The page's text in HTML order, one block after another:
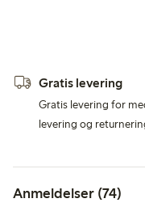
Gratis levering
Gratis levering for
levering og
Anmeldelser (74)